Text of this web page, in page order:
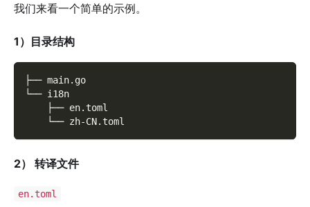
我们来看一个简单的示例。
1）目录结构
├── main.go
└── i18n
    ├── en.toml
    └── zh-CN.toml
2） 转译文件
en.toml